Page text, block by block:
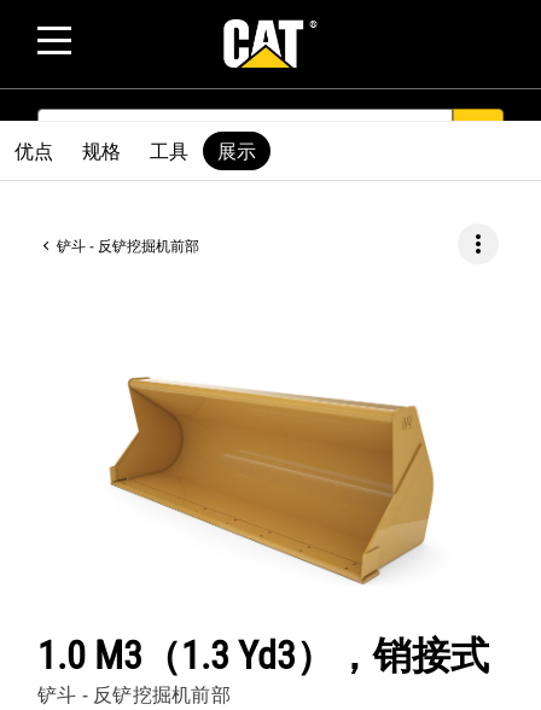
SEARCH
铲斗 - 反铲挖掘机前部 more_vert
1.0 M3（1.3 Yd3），销接式
铲斗 - 反铲挖掘机前部
优点 规格 工具 展示